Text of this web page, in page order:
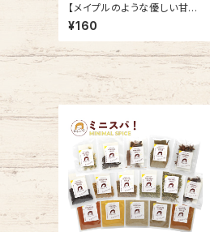
【メイプルのような優しい甘い
香り付けに】フェヌグリークシ
ード 10g ミニスパ！ MINIMA
L SPICE
¥160